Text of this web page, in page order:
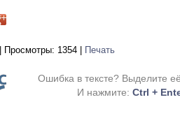
Просмотры: 1354 Печать
Ошибка в тексте? Выделите
И нажмите: Ctrl +